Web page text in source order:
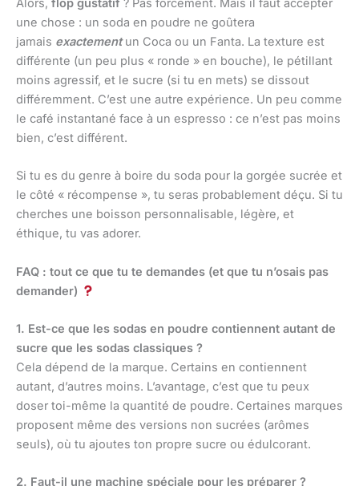
Alors, flop gustatif ? Pas forcément. Mais il faut accepter
une chose : un soda en poudre ne goûtera
jamais exactementun Coca ou un Fanta. La texture est
différente (un peu plus « ronde » en bouche), le pétillant
moins agressif, et le sucre (si tu en mets) se dissout
différemment. C’est une autre expérience. Un peu comme
le café instantané face à un espresso : ce n’est pas moins
bien, c’est différent.
Si tu es du genre à boire du soda pour la gorgée sucrée et
le côté « récompense », tu seras probablement déçu. Si tu
cherches une boisson personnalisable, légère, et
éthique, tu vas adorer.
FAQ : tout ce que tu te demandes (et que tu n’osais pas
demander)
1. Est-ce que les sodas en poudre contiennent autant de
sucre que les sodas classiques ?
Cela dépend de la marque. Certains en contiennent
autant, d’autres moins. L’avantage, c’est que tu peux
doser toi-même la quantité de poudre. Certaines marques
proposent même des versions non sucrées (arômes
seuls), où tu ajoutes ton propre sucre ou édulcorant.
2. Faut-il une machine spéciale pour les préparer ?